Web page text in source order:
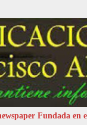
Fundada en